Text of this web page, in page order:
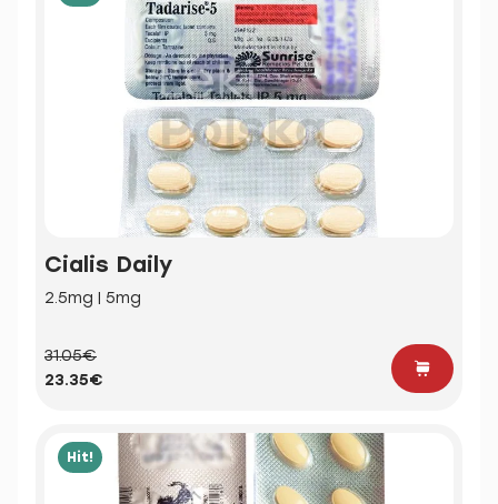
Cialis Daily
2.5mg | 5mg
31.05€
23.35€
Hit!